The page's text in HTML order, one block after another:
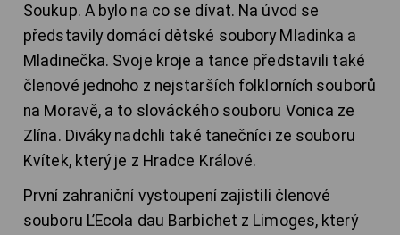
Soukup. A bylo na co se dívat. Na úvod se
představily domácí dětské soubory Mladinka a
Mladinečka. Svoje kroje a tance představili také
členové jednoho z nejstarších folklorních souborů
na Moravě, a to slováckého souboru Vonica ze
Zlína. Diváky nadchli také tanečníci ze souboru
Kvítek, který je z Hradce Králové.
První zahraniční vystoupení zajistili členové
souboru L’Ecola dau Barbichet z Limoges, který